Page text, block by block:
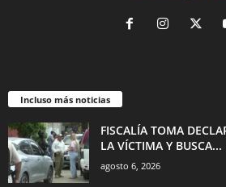
Incluso más noticias
FISCALÍA TOMA
LA VÍCTIMA Y BUSCA...
agosto 6, 2026